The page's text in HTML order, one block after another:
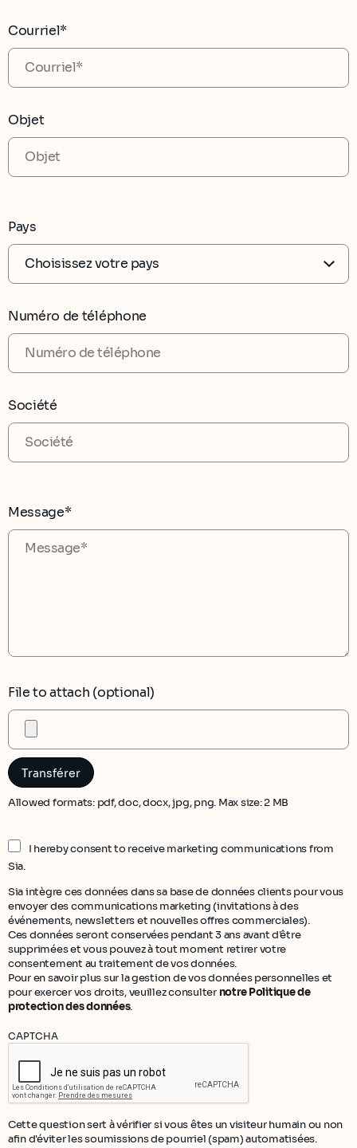
Courriel*
Objet
Pays
Numéro de téléphone
Société
Message*
File to attach (optional)
Allowed formats: pdf, doc, docx, jpg, png. Max size: 2 MB
I hereby consent to receive marketing communications from
Sia.
Sia intègre ces données dans sa base de données clients pour vous
envoyer des communications marketing (invitations à des
événements, newsletters et nouvelles offres commerciales).
Ces données seront conservées pendant 3 ans avant d'être
supprimées et vous pouvez à tout moment retirer votre
consentement au traitement de vos données.
Pour en savoir plus sur la gestion de vos données personnelles et
pour exercer vos droits, veuillez consulter notre Politique de
protection des données.
CAPTCHA
Cette question sert à vérifier si vous êtes un visiteur humain ou non
afin d'éviter les soumissions de pourriel (spam) automatisées.